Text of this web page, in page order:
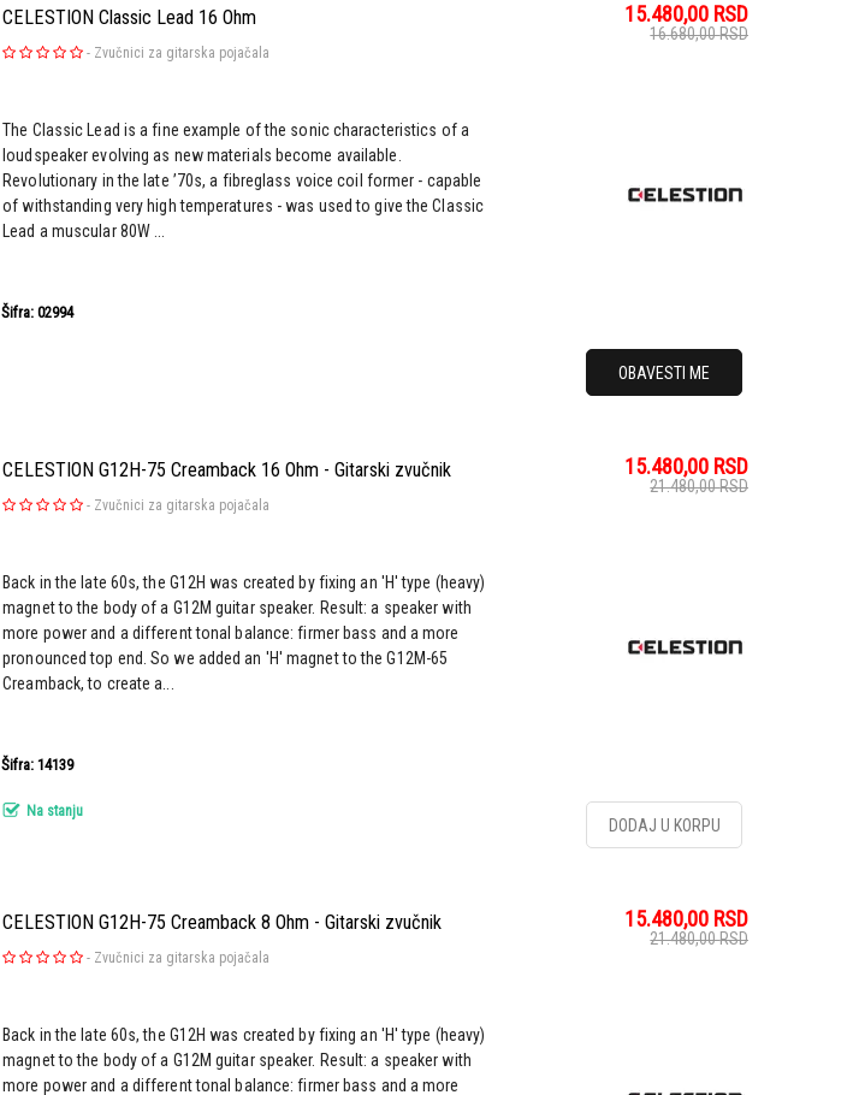
CELESTION Classic Lead 16 Ohm
- Zvučnici za gitarska pojačala
15.480,00 RSD
16.680,00RSD
The Classic Lead is a fine example of the sonic characteristics of a
loudspeaker evolving as new materials become available.
Revolutionary in the late ’70s, a fibreglass voice coil former - capable
of withstanding very high temperatures - was used to give the Classic
Lead a muscular 80W ...
Šifra: 02994
OBAVESTI ME
CELESTION G12H-75 Creamback 16 Ohm - Gitarski zvučnik
- Zvučnici za gitarska pojačala
15.480,00 RSD
21.480,00RSD
Back in the late 60s, the G12H was created by fixing an 'H' type (heavy)
magnet to the body of a G12M guitar speaker. Result: a speaker with
more power and a different tonal balance: firmer bass and a more
pronounced top end. So we added an 'H' magnet to the G12M-65
Creamback, to create a...
Šifra: 14139
Na stanju
DODAJ U KORPU
CELESTION G12H-75 Creamback 8 Ohm - Gitarski zvučnik
- Zvučnici za gitarska pojačala
15.480,00 RSD
21.480,00RSD
Back in the late 60s, the G12H was created by fixing an 'H' type (heavy)
magnet to the body of a G12M guitar speaker. Result: a speaker with
more power and a different tonal balance: firmer bass and a more